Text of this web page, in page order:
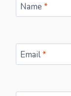
Name *
Email*